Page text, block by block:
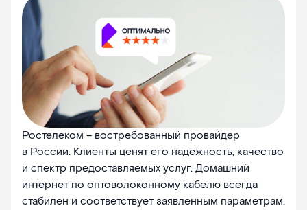
Ростелеком – востребованный провайдер
в России. Клиенты ценят его надежность, качество
и спектр предоставляемых услуг. Домашний
интернет по оптоволоконному кабелю всегда
стабилен и соответствует заявленным параметрам.